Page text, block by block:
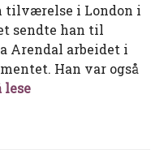
tilværelse i London i
sendte han til
Arendal arbeidet i
Han var også
leseNordahl Grieg –